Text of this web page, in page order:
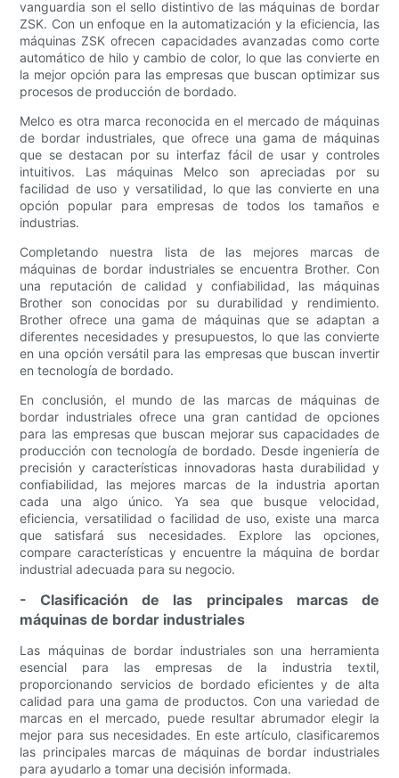
vanguardia son el sello distintivo de las máquinas de bordar
ZSK. Con un enfoque en la automatización y la eficiencia, las
máquinas ZSK ofrecen capacidades avanzadas como corte
automático de hilo y cambio de color, lo que las convierte en
la mejor opción para las empresas que buscan optimizar sus
procesos de producción de bordado.
Melco es otra marca reconocida en el mercado de máquinas
de bordar industriales, que ofrece una gama de máquinas
que se destacan por su interfaz fácil de usar y controles
intuitivos. Las máquinas Melco son apreciadas por su
facilidad de uso y versatilidad, lo que las convierte en una
opción popular para empresas de todos los tamaños e
industrias.
Completando nuestra lista de las mejores marcas de
máquinas de bordar industriales se encuentra Brother. Con
una reputación de calidad y confiabilidad, las máquinas
Brother son conocidas por su durabilidad y rendimiento.
Brother ofrece una gama de máquinas que se adaptan a
diferentes necesidades y presupuestos, lo que las convierte
en una opción versátil para las empresas que buscan invertir
en tecnología de bordado.
En conclusión, el mundo de las marcas de máquinas de
bordar industriales ofrece una gran cantidad de opciones
para las empresas que buscan mejorar sus capacidades de
producción con tecnología de bordado. Desde ingeniería de
precisión y características innovadoras hasta durabilidad y
confiabilidad, las mejores marcas de la industria aportan
cada una algo único. Ya sea que busque velocidad,
eficiencia, versatilidad o facilidad de uso, existe una marca
que satisfará sus necesidades. Explore las opciones,
compare características y encuentre la máquina de bordar
industrial adecuada para su negocio.
- Clasificación de las principales marcas de
máquinas de bordar industriales
Las máquinas de bordar industriales son una herramienta
esencial para las empresas de la industria textil,
proporcionando servicios de bordado eficientes y de alta
calidad para una gama de productos. Con una variedad de
marcas en el mercado, puede resultar abrumador elegir la
mejor para sus necesidades. En este artículo, clasificaremos
las principales marcas de máquinas de bordar industriales
para ayudarlo a tomar una decisión informada.